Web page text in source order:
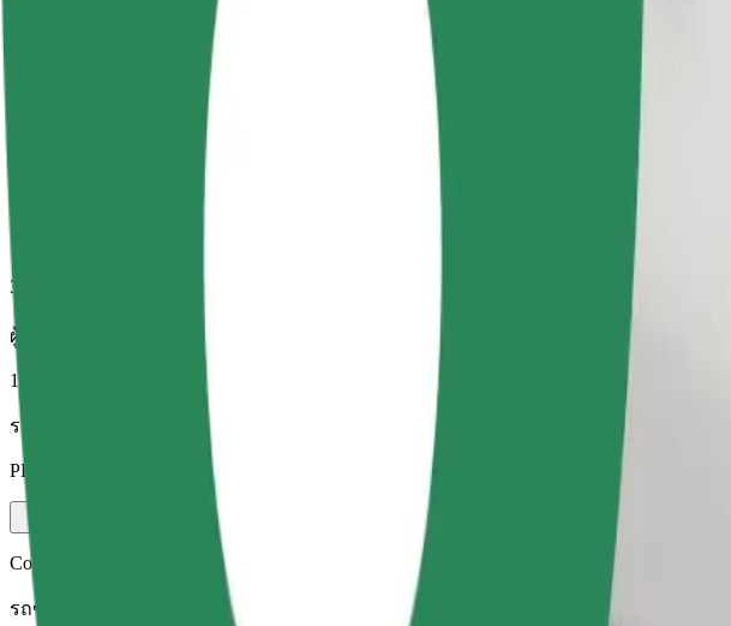
การเดินทางที่เชื่อถือได้ กับรถขนาดกลางสำหรับทุกวัน
เวลาเดินทางโดยประมาณ
ระยะทางโดยประมาณ
3.8 กม.
ผู้โดยสาร
1-4
ราคาโดยประมาณ
PLN 16.20
Comfort
รถขนาดใหญ่ นั่งสบาย มีพื้นที่เก็บของมากขึ้น